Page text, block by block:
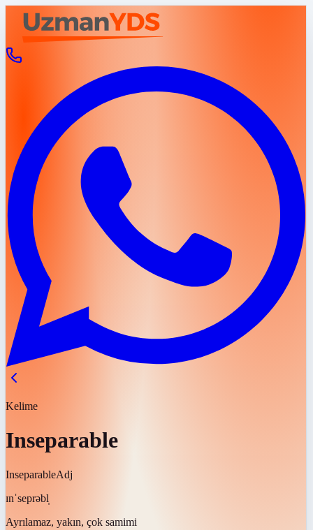
Kelime
Inseparable
InseparableAdj
ɪnˈseprəbl̩
Ayrılamaz, yakın, çok samimi